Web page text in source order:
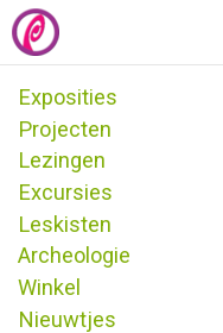
Welkom Het centrum
Home
Exposities
Projecten
Lezingen
Excursies
Leskisten
Archeologie
Winkel
Nieuwtjes